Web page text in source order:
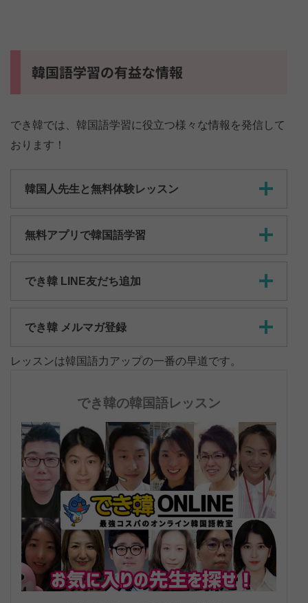
韓国語学習の有益な情報
でき韓では、韓国語学習に役立つ様々な情報を発信して
おります！
韓国人先生と無料体験レッスン
無料アプリで韓国語学習
でき韓 LINE友だち追加
でき韓 メルマガ登録
レッスンは韓国語力アップの一番の早道です。
でき韓の韓国語レッスン